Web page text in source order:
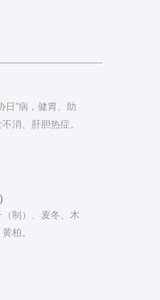
日”病，健胃、助
消、肝胆热症。
制）、麦冬、木
柏。